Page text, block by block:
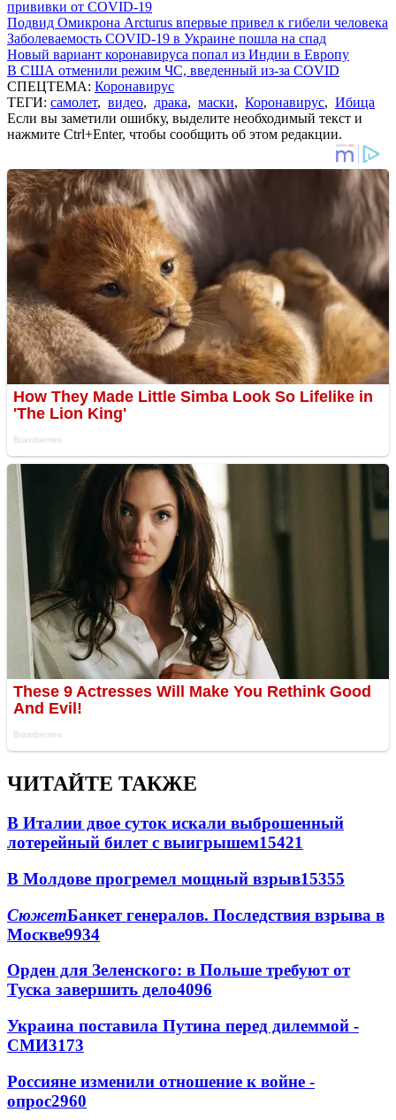
прививки от COVID-19
Подвид Омикрона Arcturus впервые привел к гибели человека
Заболеваемость COVID-19 в Украине пошла на спад
Новый вариант коронавируса попал из Индии в Европу
В США отменили режим ЧС, введенный из-за COVID
СПЕЦТЕМА: Коронавирус
ТЕГИ: самолет, видео, драка, маски, Коронавирус, Ибица
Если вы заметили ошибку, выделите необходимый текст и
нажмите Ctrl+Enter, чтобы сообщить об этом редакции.
ЧИТАЙТЕ ТАКЖЕ
В Италии двое суток искали выброшенный
лотерейный билет с выигрышем15421
В Молдове прогремел мощный взрыв15355
СюжетБанкет генералов. Последствия взрыва в
Москве9934
Орден для Зеленского: в Польше требуют от
Туска завершить дело4096
Украина поставила Путина перед дилеммой -
СМИ3173
Россияне изменили отношение к войне -
опрос2960